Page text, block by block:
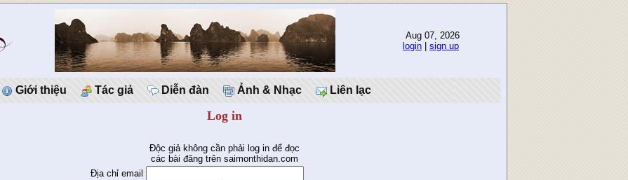
Aug 07, 2026
login
sign up
Giới thiệu Tác giả Diễn đàn Ảnh & Nhạc Liên lạc
Log in
Độc giả không cần phải log in để đọc
các bài đăng trên saimonthidan.com
Địa chỉ email